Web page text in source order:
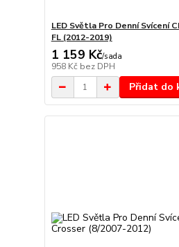
LED Světla Pro Denní Svícení
FL (2012-2019)
1 159 Kč/sada
958 Kč bez DPH
Přidat do